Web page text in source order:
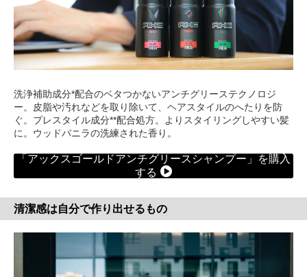
洗浄補助成分*配合のベタつかないアンチグリーステクノロジ
ー。皮脂や汚れなどを取り除いて、ヘアスタイルのへたりを防
ぐ。プレスタイル成分**配合処方。よりスタイリングしやすい髪
に。ウッドバニラの洗練された香り。
「アックスゴールドアンチグリースシャンプー」を購入
する
清潔感は自分で作り出せるもの